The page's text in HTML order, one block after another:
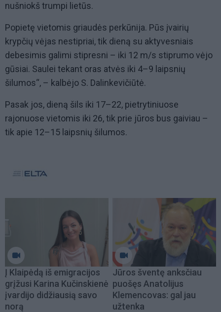
nušniokš trumpi lietūs.
Popietę vietomis griaudės perkūnija. Pūs įvairių
krypčių vėjas nestipriai, tik dieną su aktyvesniais
debesimis galimi stipresni – iki 12 m/s stiprumo vėjo
gūsiai. Saulei tekant oras atvės iki 4–9 laipsnių
šilumos“, – kalbėjo S. Dalinkevičiūtė.
Pasak jos, dieną šils iki 17–22, pietrytiniuose
rajonuose vietomis iki 26, tik prie jūros bus gaiviau –
tik apie 12–15 laipsnių šilumos.
Į Klaipėdą iš emigracijos
grįžusi Karina Kučinskienė
įvardijo didžiausią savo
norą
Jūros šventę anksčiau
puošęs Anatolijus
Klemencovas: gal jau
užtenka